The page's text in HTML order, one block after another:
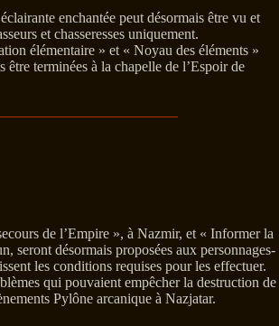
enchantée peut désormais être vu et
et chasseresses uniquement.
élémentaire » et « Noyau des éléments »
être terminées à la chapelle de l’Espoir de
de l’Empire », à Nazmir, et « Informer la
seront désormais proposées aux personnages-
les conditions requises pour les effectuer.
qui pouvaient empêcher la destruction de
Pylône arcanique à Nazjatar.